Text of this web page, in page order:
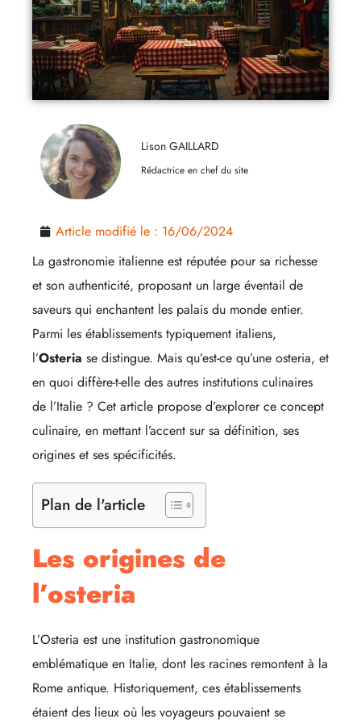
Lison GAILLARD
Rédactrice en chef du site
Article modifié le : 16/06/2024
La gastronomie italienne est réputée pour sa richesse
et son authenticité, proposant un large éventail de
saveurs qui enchantent les palais du monde entier.
Parmi les établissements typiquement italiens,
l’Osteria se distingue. Mais qu’est-ce qu’une osteria, et
en quoi diffère-t-elle des autres institutions culinaires
de l’Italie ? Cet article propose d’explorer ce concept
culinaire, en mettant l’accent sur sa définition, ses
origines et ses spécificités.
Plan de l'article
Les origines de
l’osteria
L’Osteria est une institution gastronomique
emblématique en Italie, dont les racines remontent à la
Rome antique. Historiquement, ces établissements
étaient des lieux où les voyageurs pouvaient se